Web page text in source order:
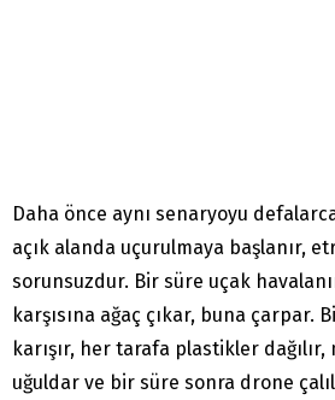
Daha önce aynı senaryoyu
açık alanda uçurulmaya başlanır,
sorunsuzdur. Bir süre uçak
karşısına ağaç çıkar, buna çarpar.
karışır, her tarafa plastikler dağılır,
uğuldar ve bir süre sonra drone